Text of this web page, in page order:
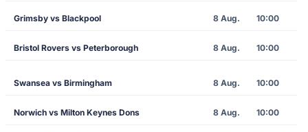
Grimsby vs Blackpool 8 Aug. 10:00
Bristol Rovers vs Peterborough 8 Aug. 10:00
Swansea vs Birmingham 8 Aug. 10:00
Norwich vs Milton Keynes Dons 8 Aug. 10:00